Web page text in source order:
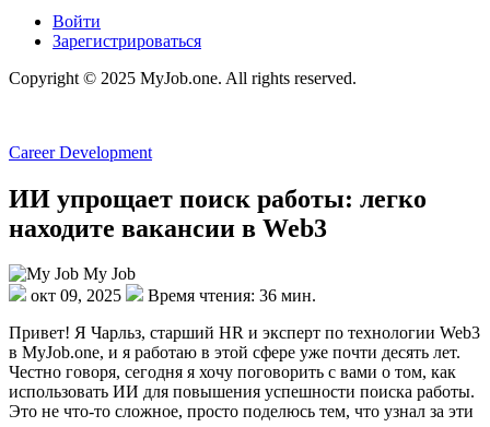
Войти
Зарегистрироваться
Copyright © 2025 MyJob.one. All rights reserved.
Career Development
ИИ упрощает поиск работы: легко
находите вакансии в Web3
My Job
окт 09, 2025
Время чтения: 36 мин.
Привет! Я Чарльз, старший HR и эксперт по технологии Web3
в MyJob.one, и я работаю в этой сфере уже почти десять лет.
Честно говоря, сегодня я хочу поговорить с вами о том, как
использовать ИИ для повышения успешности поиска работы.
Это не что-то сложное, просто поделюсь тем, что узнал за эти